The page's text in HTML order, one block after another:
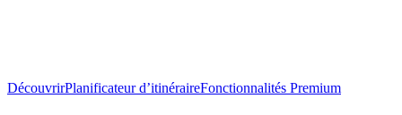
DécouvrirPlanificateur d’itinéraireFonctionnalités Premium